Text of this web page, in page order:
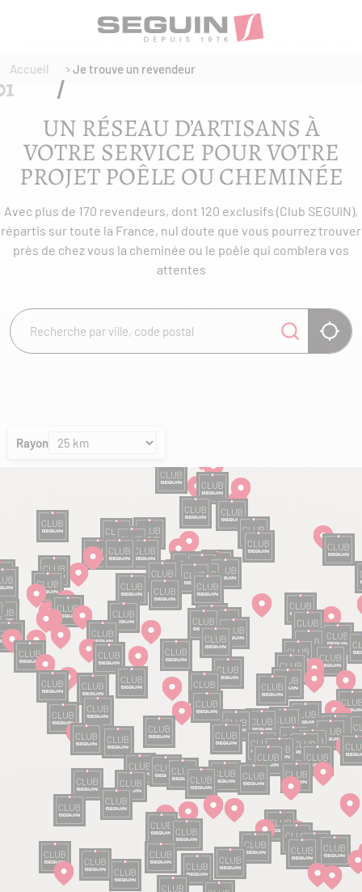
Accueil Je trouve un revendeur
UN RÉSEAU D’ARTISANS À
VOTRE SERVICE POUR VOTRE
PROJET POÊLE OU CHEMINÉE
Avec plus de 170 revendeurs, dont 120 exclusifs (Club SEGUIN),
répartis sur toute la France, nul doute que vous pourrez trouver
près de chez vous la cheminée ou le poêle qui comblera vos
attentes
Rayon